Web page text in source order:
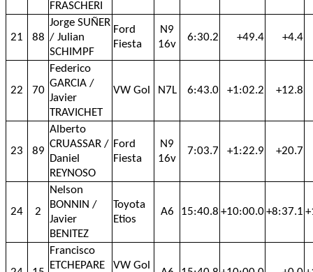
FRASCHERI
21 88
Jorge SUÑER
/ Julian
SCHIMPF
Ford
Fiesta
N9
16v
6:30.2 +49.4 +4.4
22 70
Federico
GARCIA /
Javier
TRAVICHET
VW Gol N7L 6:43.0 +1:02.2 +12.8
23 89
Alberto
CRUASSAR /
Daniel
REYNOSO
Ford
Fiesta
N9
16v
7:03.7 +1:22.9 +20.7
24 2
Nelson
BONNIN /
Javier
BENITEZ
Toyota
Etios
A6 15:40.8 +10:00.0+8:37.1
Francisco
ETCHEPARE
VW Gol